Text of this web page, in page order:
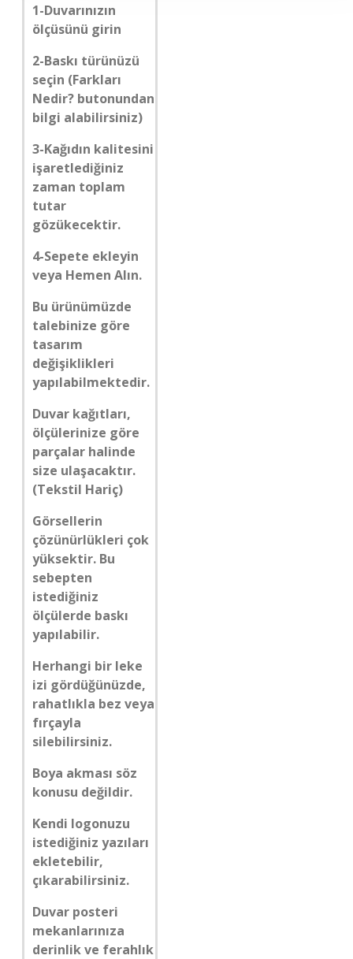
1-Duvarınızın
ölçüsünü girin
2-Baskı türünüzü
seçin (Farkları
Nedir? butonundan
bilgi alabilirsiniz)
3-Kağıdın kalitesini
işaretlediğiniz
zaman toplam
tutar
gözükecektir.
4-Sepete ekleyin
veya Hemen Alın.
Bu ürünümüzde
talebinize göre
tasarım
değişiklikleri
yapılabilmektedir.
Duvar kağıtları,
ölçülerinize göre
parçalar halinde
size ulaşacaktır.
(Tekstil Hariç)
Görsellerin
çözünürlükleri çok
yüksektir. Bu
sebepten
istediğiniz
ölçülerde baskı
yapılabilir.
Herhangi bir leke
izi gördüğünüzde,
rahatlıkla bez veya
fırçayla
silebilirsiniz.
Boya akması söz
konusu değildir.
Kendi logonuzu
istediğiniz yazıları
ekletebilir,
çıkarabilirsiniz.
Duvar posteri
mekanlarınıza
derinlik ve ferahlık